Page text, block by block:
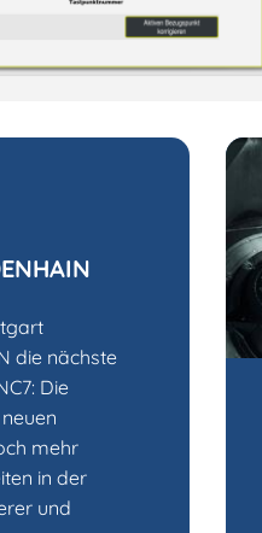
die nächste
Die
mehr
in der
und